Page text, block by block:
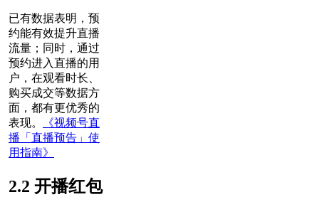
已有数据表明，预
约能有效提升直播
流量；同时，通过
预约进入直播的用
户，在观看时长、
购买成交等数据方
面，都有更优秀的
表现。
《视频号直
播「直播预告」使
用指南》
2.2 开播红包